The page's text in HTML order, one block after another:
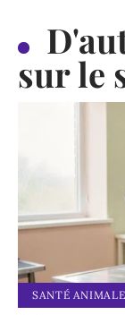
sur le
SANTÉ ANIMALE